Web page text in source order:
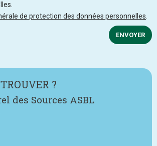
de protection des données personnelles
ENVOYER
?
des Sources ASBL